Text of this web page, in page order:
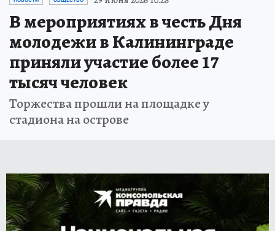
В мероприятиях в честь Дня
молодежи в Калининграде
приняли участие более 17
тысяч человек
Торжества прошли на площадке у
стадиона на острове